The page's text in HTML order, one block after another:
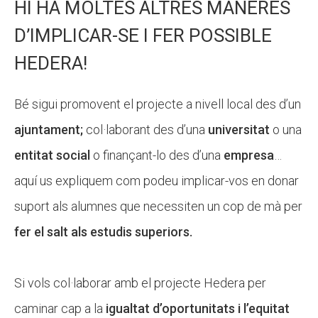
HI HA MOLTES ALTRES MANERES
D’IMPLICAR-SE I FER POSSIBLE
HEDERA!
Bé sigui promovent el projecte a nivell local des d’un
ajuntament; col·laborant des d’una universitat o una
entitat social o finançant-lo des d’una empresa
aquí us expliquem com podeu implicar-vos en donar
suport als alumnes que necessiten un cop de mà per
fer el salt als estudis superiors.
Si vols col·laborar amb el projecte Hedera per
caminar cap a la igualtat d’oportunitats i l’equitat
CASES DE COLÒNIES
ACCIÓ SOCIAL I JOVES
ESPLAIS
SUPORT TERCER SECTOR
CASES DE COLÒNIES
ACCIÓ SOCIAL I JOVES
ESPLAIS
SUPORT TERCER SECTOR